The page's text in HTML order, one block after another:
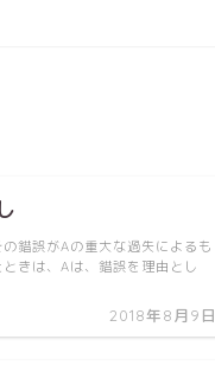
2018年8月9日
錯誤がAの重大な過失によるも
きは、Aは、錯誤を理由とし